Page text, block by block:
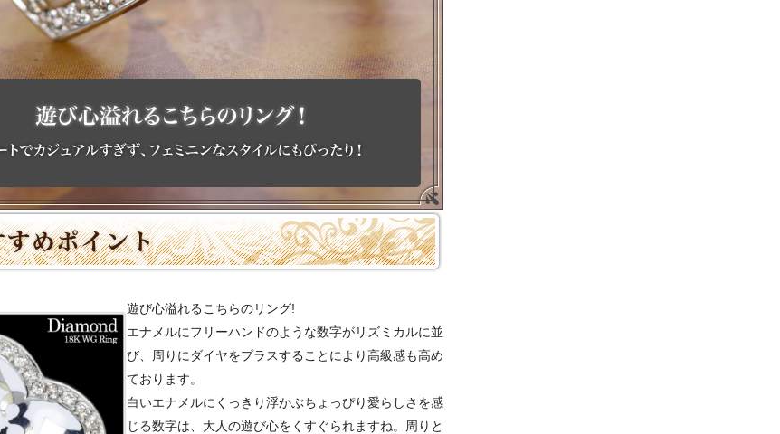
遊び心溢れるこちらのリング!
エナメルにフリーハンドのような数字がリズミカルに並
び、周りにダイヤをプラスすることにより高級感も高め
ております。
白いエナメルにくっきり浮かぶちょっぴり愛らしさを感
じる数字は、大人の遊び心をくすぐられますね。周りと